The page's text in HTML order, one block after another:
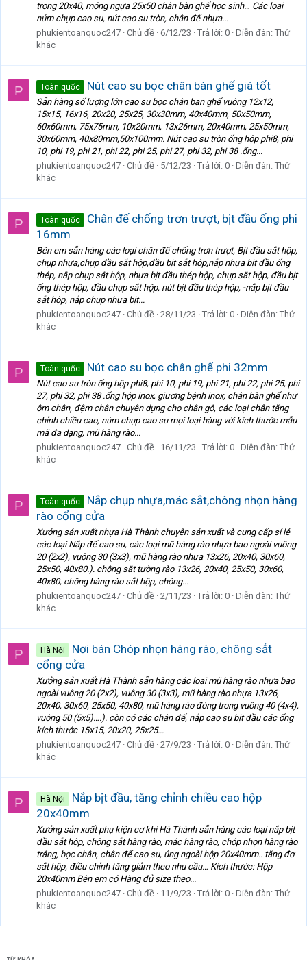
trong 20x40, móng ngựa 25x50 chân bàn ghế học sinh… Các loại
núm chụp cao su, nút cao su tròn, chân đế nhựa...
phukientoanquoc247 Chủ đề 6/12/23 Trả lời: 0 Diễn đàn: Thứ
khác
P Toàn quốc Nút cao su bọc chân bàn ghế giá tốt
Sẵn hàng số lượng lớn cao su bọc chân ban ghế vuông 12x12,
15x15, 16x16, 20x20, 25x25, 30x30mm, 40x40mm, 50x50mm,
60x60mm, 75x75mm, 10x20mm, 13x26mm, 20x40mm, 25x50mm,
30x60mm, 40x80mm,50x100mm. Nút cao su tròn ống hộp phi8, phi
10, phi 19, phi 21, phi 22, phi 25, phi 27, phi 32, phi 38 .ống...
phukientoanquoc247 Chủ đề 5/12/23 Trả lời: 0 Diễn đàn: Thứ
khác
P Toàn quốc
Chân đế chống trơn trượt, bịt đầu ống phi
16mm
Bên em sẵn hàng các loại chân đế chống trơn trượt, Bịt đầu sắt hộp,
chụp nhựa,chụp đầu sắt hộp,đầu bịt sắt hộp,nắp nhựa bịt đầu ống
thép, nắp chụp sắt hộp, nhựa bịt đầu thép hộp, chụp sắt hộp, đầu bịt
ống thép hộp, đầu chụp sắt hộp, nút bịt đầu thép hộp, -nắp bịt đầu
sắt hộp, nắp chụp nhựa bịt...
phukientoanquoc247 Chủ đề 28/11/23 Trả lời: 0 Diễn đàn: Thứ
khác
P Toàn quốc Nút cao su bọc chân ghế phi 32mm
Nút cao su tròn ống hộp phi8, phi 10, phi 19, phi 21, phi 22, phi 25, phi
27, phi 32, phi 38 .ống hộp inox, giương bệnh inox, chân bàn ghế như
ôm chân, đệm chân chuyên dụng cho chân gỗ, các loại chân tăng
chỉnh chiều cao, núm chụp cao su mọi loại hàng với kích thước mẫu
mã đa dạng, mũ hàng rào...
phukientoanquoc247 Chủ đề 16/11/23 Trả lời: 0 Diễn đàn: Thứ
khác
P Toàn quốc
Nắp chụp nhựa,mác sắt,chông nhọn hàng
rào cổng cửa
Xưởng sản xuất nhựa Hà Thành chuyên sản xuất và cung cấp sỉ lẻ
các loại Nắp đế cao su, các loại mũ hàng rào nhựa bao ngoài vuông
20 (2x2), vuông 30 (3x3), mũ hàng rào nhựa 13x26, 20x40, 30x60,
25x50, 40x80.). chông sắt tường rào 13x26, 20x40, 25x50, 30x60,
40x80, chông hàng rào sắt hộp, chông...
phukientoanquoc247 Chủ đề 2/11/23 Trả lời: 0 Diễn đàn: Thứ
khác
P Hà Nội
Nơi bán Chóp nhọn hàng rào, chông sắt
cổng cửa
Xưởng sản xuất Hà Thành sẵn hàng các loại mũ hàng rào nhựa bao
ngoài vuông 20 (2x2), vuông 30 (3x3), mũ hàng rào nhựa 13x26,
20x40, 30x60, 25x50, 40x80, mũ hàng rào đóng trong vuông 40 (4x4),
vuông 50 (5x5)….). còn có các chân đế, nắp cao su bịt đầu các ống
kích thước 15x15, 20x20, 25x25...
phukientoanquoc247 Chủ đề 27/9/23 Trả lời: 0 Diễn đàn: Thứ
khác
P Hà Nội
Nắp bịt đầu, tăng chỉnh chiều cao hộp
20x40mm
Xưởng sản xuất phụ kiện cơ khí Hà Thành sẵn hàng các loại nắp bịt
đầu sắt hộp, chông sắt hàng rào, mác hàng rào, chóp nhọn hàng rào
trắng, bọc chân, chân đế cao su, ủng ngoài hộp 20x40mm.. tăng đơ
sắt hộp, điều chỉnh tăng giảm theo nhu cầu… Kích thước: Hộp
20x40mm Bên em có Hàng đủ size theo...
phukientoanquoc247 Chủ đề 11/9/23 Trả lời: 0 Diễn đàn: Thứ
khác